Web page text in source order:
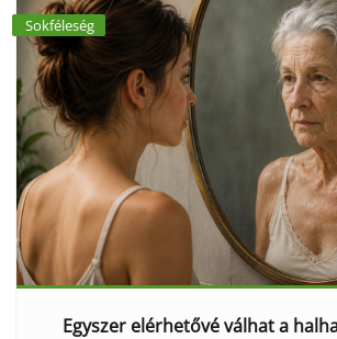
Sokféleség
Egyszer elérhetővé válhat a